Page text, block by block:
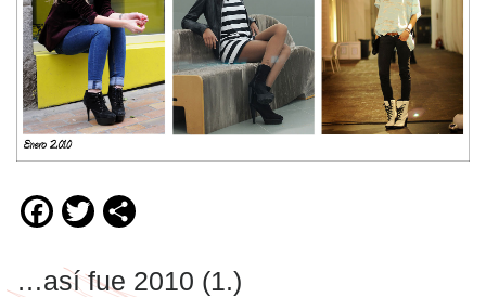
Facebook
Twitter
…así fue 2010 (1.)